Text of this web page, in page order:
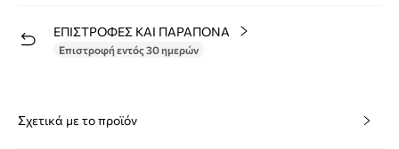
ΕΠΙΣΤΡΟΦΕΣ ΚΑΙ ΠΑΡΑΠΟΝΑ
Επιστροφή εντός 30 ημερών
Σχετικά με το προϊόν